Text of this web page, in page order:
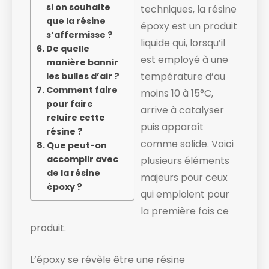
si on souhaite
que la résine
s’affermisse ?
De quelle
manière bannir
les bulles d’air ?
Comment faire
pour faire
reluire cette
résine ?
Que peut-on
accomplir avec
de la résine
époxy ?
techniques, la résine
époxy est un produit
liquide ​qui, lorsqu’il
est employé à une
température d’au
moins 10 à 15°C,
arrive à catalyser
puis apparaît
comme solide. ​Voici
plusieurs éléments
majeurs pour ceux
qui emploient pour
la première fois ce
produit.
L’époxy se révèle être une résine